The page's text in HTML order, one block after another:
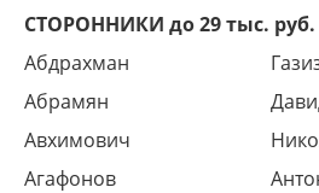
СТОРОННИКИ до 29 тыс. руб.
Абдрахман
Абрамян
Авхимович
Агафонов